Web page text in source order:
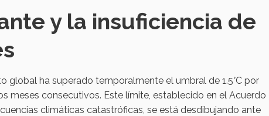
y la insuficiencia de
global ha superado temporalmente el umbral de 1.5°C por
meses consecutivos. Este límite, establecido en el Acuerdo
climáticas catastróficas, se está desdibujando ante